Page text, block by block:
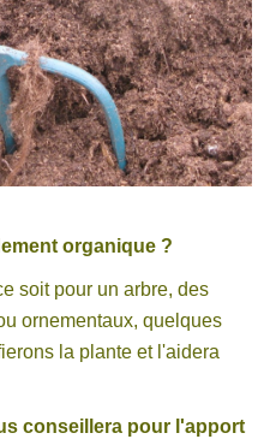
organique ?
soit pour un arbre, des
ornementaux, quelques
la plante et l'aidera
conseillera pour l'apport